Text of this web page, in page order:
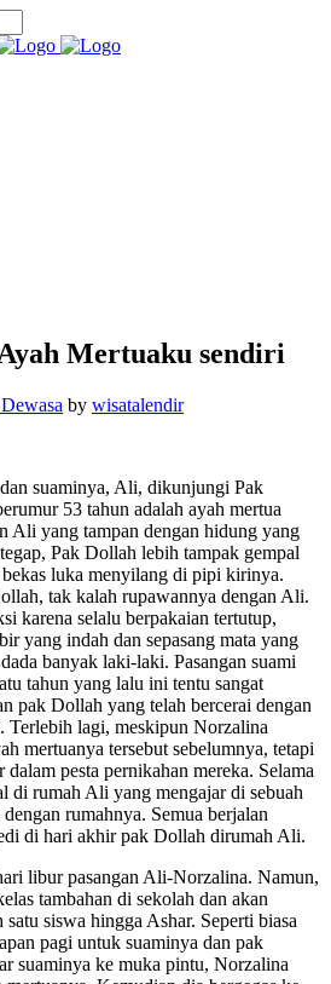
Mertuaku sendiri
by wisatalendir
suaminya, Ali, dikunjungi Pak
53 tahun adalah ayah mertua
Ali yang tampan dengan hidung yang
Pak Dollah lebih tampak gempal
luka menyilang di pipi kirinya.
tak kalah rupawannya dengan Ali.
karena selalu berpakaian tertutup,
yang indah dan sepasang mata yang
banyak laki-laki. Pasangan suami
tahun yang lalu ini tentu sangat
pak Dollah yang telah bercerai dengan
Terlebih lagi, meskipun Norzalina
mertuanya tersebut sebelumnya, tetapi
pesta pernikahan mereka. Selama
di rumah Ali yang mengajar di sebuah
rumahnya. Semua berjalan
di hari akhir pak Dollah dirumah Ali.
libur pasangan Ali-Norzalina. Namun,
tambahan di sekolah dan akan
siswa hingga Ashar. Seperti biasa
pagi untuk suaminya dan pak
suaminya ke muka pintu, Norzalina